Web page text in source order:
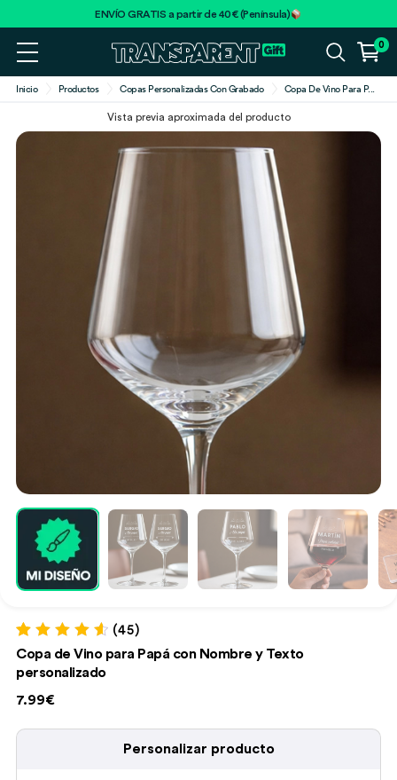
ENVÍO GRATIS a partir de 40€ (Península)
0
Inicio Productos Copas Personalizadas Con Grabado Copa De Vino Para P...
Vista previa aproximada del producto
Valorado con
4.71
de 5 en
base a
45
valoraciones
de clientes
(45)
Copa de Vino para Papá con Nombre y Texto
personalizado
7.99€
Personalizar producto